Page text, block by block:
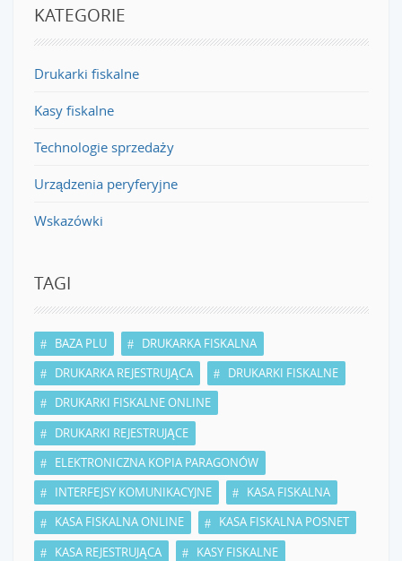
KATEGORIE
Drukarki fiskalne
Kasy fiskalne
Technologie sprzedaży
Urządzenia peryferyjne
Wskazówki
TAGI
BAZA PLU
DRUKARKA FISKALNA
DRUKARKA REJESTRUJĄCA
DRUKARKI FISKALNE
DRUKARKI FISKALNE ONLINE
DRUKARKI REJESTRUJĄCE
ELEKTRONICZNA KOPIA PARAGONÓW
INTERFEJSY KOMUNIKACYJNE
KASA FISKALNA
KASA FISKALNA ONLINE
KASA FISKALNA POSNET
KASA REJESTRUJĄCA
KASY FISKALNE